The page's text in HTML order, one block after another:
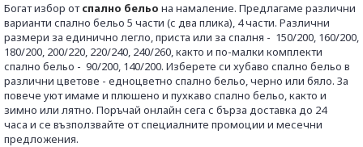
Богат избор отспално бельо на намаление. Предлагаме различни
варианти спално бельо 5 части (с два плика), 4 части. Различни
размери за единично легло, приста или за спалня - 150/200, 160/200,
180/200, 200/220, 220/240, 240/260, както и по-малки комплекти
спално бельо - 90/200, 140/200. Изберете си хубаво спално бельо в
различни цветове - едноцветно спално бельо, черно или бяло. За
повече уют имаме и плюшено и пухкаво спално бельо, както и
зимно или лятно. Поръчай онлайн сега с бърза доставка до 24
часа и се възползвайте от специалните промоции и месечни
предложения.